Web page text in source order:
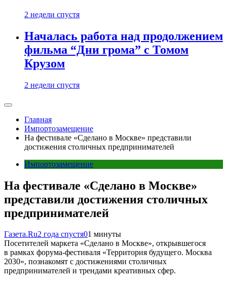
2 недели спустя
Началась работа над продолжением
фильма “Дни грома” с Томом
Крузом
2 недели спустя
Главная
Импортозамещение
На фестивале «Сделано в Москве» представили
достижения столичных предпринимателей
Импортозамещение
На фестивале «Сделано в Москве»
представили достижения столичных
предпринимателей
Газета.Ru2 года спустя01 минуты
Посетителей маркета «Сделано в Москве», открывшегося
в рамках форума-фестиваля «Территория будущего. Москва
2030», познакомят с достижениями столичных
предпринимателей и трендами креативных сфер.